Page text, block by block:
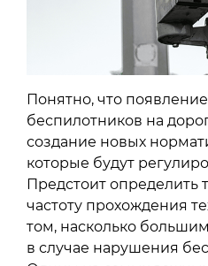
Понятно, что
беспилотников на
создание новых
которые будут
Предстоит
частоту прохождения
том, насколько
в случае нарушения